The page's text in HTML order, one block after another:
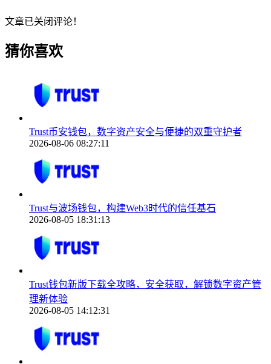
文章已关闭评论！
猜你喜欢
Trust币安钱包，数字资产安全与便捷的双重守护者
2026-08-06 08:27:11
Trust与波场钱包，构建Web3时代的信任基石
2026-08-05 18:31:13
Trust钱包新版下载全攻略，安全获取，解锁数字资产管
理新体验
2026-08-05 14:12:31